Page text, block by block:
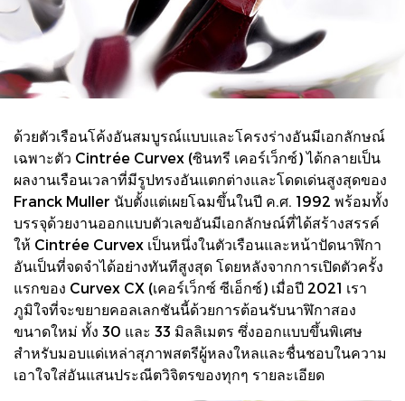
ด้วยตัวเรือนโค้งอันสมบูรณ์แบบและโครงร่างอันมีเอกลักษณ์
เฉพาะตัว Cintrée Curvex (ซินทรี เคอร์เว็กซ์) ได้กลายเป็น
ผลงานเรือนเวลาที่มีรูปทรงอันแตกต่างและโดดเด่นสูงสุดของ
Franck Muller นับตั้งแต่เผยโฉมขึ้นในปี ค.ศ. 1992 พร้อมทั้ง
บรรจุด้วยงานออกแบบตัวเลขอันมีเอกลักษณ์ที่ได้สร้างสรรค์
ให้ Cintrée Curvex เป็นหนึ่งในตัวเรือนและหน้าปัดนาฬิกา
อันเป็นที่จดจำได้อย่างทันทีสูงสุด โดยหลังจากการเปิดตัวครั้ง
แรกของ Curvex CX (เคอร์เว็กซ์ ซีเอ็กซ์) เมื่อปี 2021 เรา
ภูมิใจที่จะขยายคอลเลกชันนี้ด้วยการต้อนรับนาฬิกาสอง
ขนาดใหม่ ทั้ง 30 และ 33 มิลลิเมตร ซึ่งออกแบบขึ้นพิเศษ
สำหรับมอบแด่เหล่าสุภาพสตรีผู้หลงใหลและชื่นชอบในความ
เอาใจใส่อันแสนประณีตวิจิตรของทุกๆ รายละเอียด